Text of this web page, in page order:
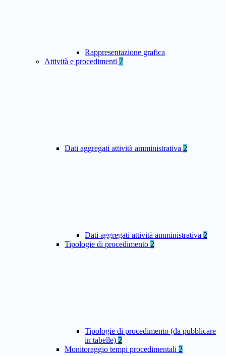
Rappresentazione grafica
Attività e procedimenti 7
Dati aggregati attività amministrativa 2
Dati aggregati attività amministrativa 2
Tipologie di procedimento 2
Tipologie di procedimento (da pubblicare
in tabelle) 2
Monitoraggio tempi procedimentali 2